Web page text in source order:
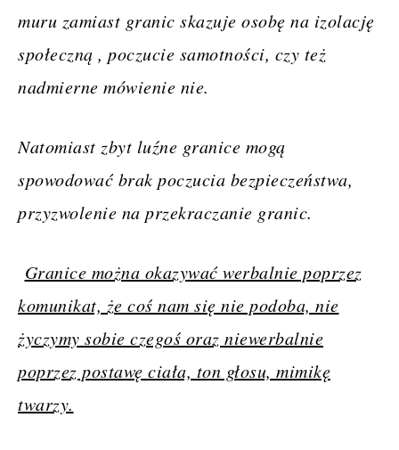
muru zamiast granic skazuje osobę na izolację
społeczną , poczucie samotności, czy też
nadmierne mówienie nie.
Natomiast zbyt luźne granice mogą
spowodować brak poczucia bezpieczeństwa,
przyzwolenie na przekraczanie granic.
Granice można okazywać werbalnie poprzez
komunikat, że coś nam się nie podoba, nie
życzymy sobie czegoś oraz niewerbalnie
poprzez postawę ciała, ton głosu, mimikę
twarzy.